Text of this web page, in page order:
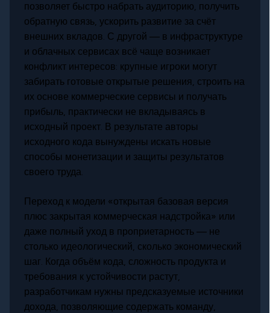
позволяет быстро набрать аудиторию, получить
обратную связь, ускорить развитие за счёт
внешних вкладов. С другой — в инфраструктуре
и облачных сервисах всё чаще возникает
конфликт интересов: крупные игроки могут
забирать готовые открытые решения, строить на
их основе коммерческие сервисы и получать
прибыль, практически не вкладываясь в
исходный проект. В результате авторы
исходного кода вынуждены искать новые
способы монетизации и защиты результатов
своего труда.
Переход к модели «открытая базовая версия
плюс закрытая коммерческая надстройка» или
даже полный уход в проприетарность — не
столько идеологический, сколько экономический
шаг. Когда объём кода, сложность продукта и
требования к устойчивости растут,
разработчикам нужны предсказуемые источники
дохода, позволяющие содержать команду,